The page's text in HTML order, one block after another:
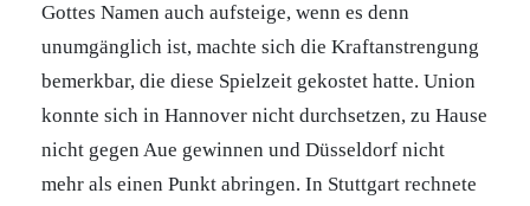
Gottes Namen auch aufsteige, wenn es denn
unumgänglich ist, machte sich die Kraftanstrengung
bemerkbar, die diese Spielzeit gekostet hatte. Union
konnte sich in Hannover nicht durchsetzen, zu Hause
nicht gegen Aue gewinnen und Düsseldorf nicht
mehr als einen Punkt abringen. In Stuttgart rechnete